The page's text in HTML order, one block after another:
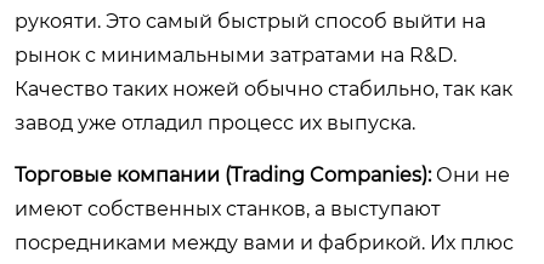
рукояти. Это самый быстрый способ выйти на
рынок с минимальными затратами на R&D.
Качество таких ножей обычно стабильно, так как
завод уже отладил процесс их выпуска.
Торговые компании (Trading Companies):Они не
имеют собственных станков, а выступают
посредниками между вами и фабрикой. Их плюс